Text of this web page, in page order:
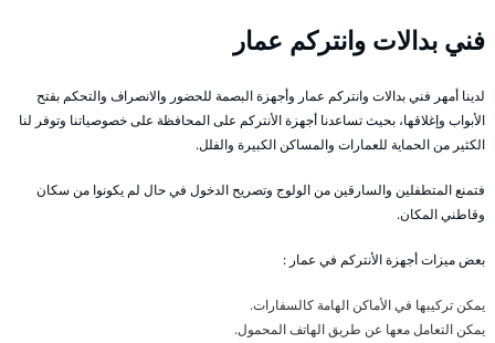
فني بدالات وانتركم عمار
لدينا أمهر فني بدالات وانتركم عمار وأجهزة البصمة للحضور والانصراف والتحكم بفتح
الأبواب وإغلاقها، بحيث تساعدنا أجهزة الأنتركم على المحافظة على خصوصياتنا وتوفر لنا
الكثير من الحماية للعمارات والمساكن الكبيرة والفلل.
فتمنع المتطفلين والسارقين من الولوج وتصريح الدخول في حال لم يكونوا من سكان
وقاطني المكان.
بعض ميزات أجهزة الأنتركم في عمار :
يمكن تركيبها في الأماكن الهامة كالسفارات.
يمكن التعامل معها عن طريق الهاتف المحمول.